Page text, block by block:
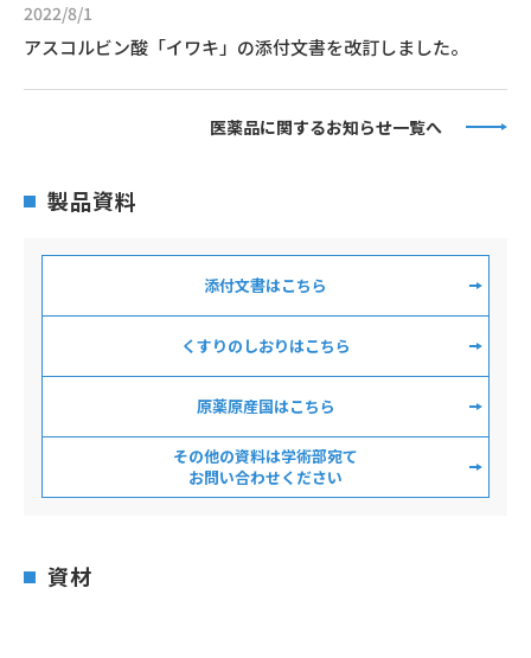
2022/8/1
アスコルビン酸「イワキ」の添付文書を改訂しました。
医薬品に関するお知らせ一覧へ
製品資料
添付文書はこちら
くすりのしおりはこちら
原薬原産国はこちら
その他の資料は学術部宛て
お問い合わせください
資材